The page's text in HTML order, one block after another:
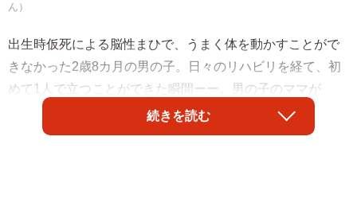
ん）
出生時仮死による脳性まひで、うまく体を動かすことがで
きなかった2歳8カ月の男の子。日々のリハビリを経て、初
めて1人で立つことができた瞬間ーー。男の子のママが
Threadsに投稿した動画には、多くのあたたかいコメントが
寄せられました。
続きを読む